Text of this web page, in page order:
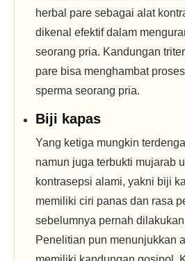
herbal pare sebagai alat
dikenal efektif dalam
seorang pria. Kandungan
pare bisa menghambat
sperma seorang pria.
Biji kapas
Yang ketiga mungkin
namun juga terbukti mujarab
kontrasepsi alami, yakni biji
memiliki ciri panas dan rasa
sebelumnya pernah
Penelitian pun menunjukkan